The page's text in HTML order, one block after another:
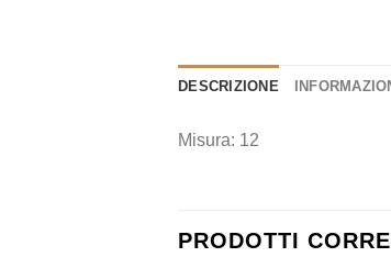
DESCRIZIONE
Misura: 12
PRODOTTI